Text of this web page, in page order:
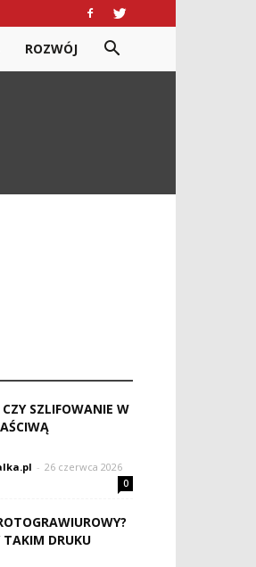
ROZWÓJ
SZLIFOWANIE W
- 26 czerwca 2026
0
TAKIM DRUKU